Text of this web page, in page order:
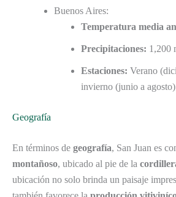
Buenos Aires:
Temperatura media
Precipitaciones: 1,200
Estaciones: Verano
invierno (junio a agosto)
Geografía
En términos de geografía, San Juan es
montañoso, ubicado al pie de la
ubicación no solo brinda un paisaje